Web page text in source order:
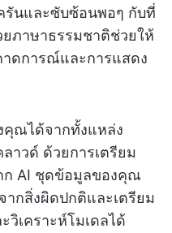
รันและซับซ้อนพอๆ กับที่
ภาษาธรรมชาติช่วยให้
ดการณ์และการแสดง
คุณได้จากทั้งแหล่ง
าวด์ ด้วยการเตรียม
ก AI ชุดข้อมูลของคุณ
ากสิ่งผิดปกติและเตรียม
เคราะห์โมเดลได้